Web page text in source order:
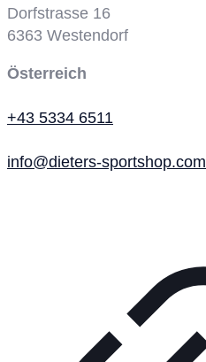
Dorfstrasse 16
6363 Westendorf
Österreich
+43 5334 6511
info@dieters-sportshop.com